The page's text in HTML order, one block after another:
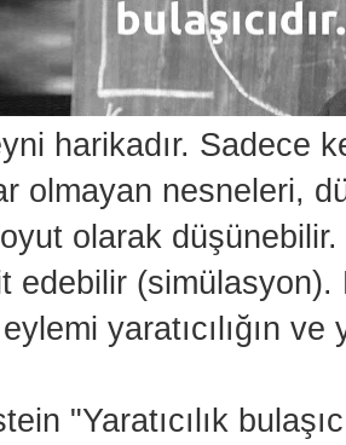
harikadır. Sadece
olmayan nesneleri,
olarak
edebilir (simülasyon).
yaratıcılığın
"Yaratıcılık